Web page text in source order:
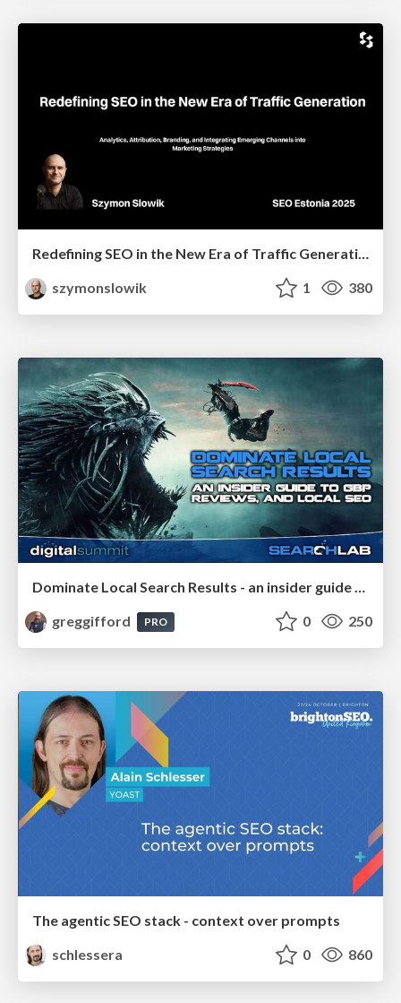
szymonslowik
1 380
Dominate Local Search Results - an insider guide to GBP, reviews, and Local SEO
greggifford
PRO 0 250
The agentic SEO stack - context over prompts
schlessera
0 860